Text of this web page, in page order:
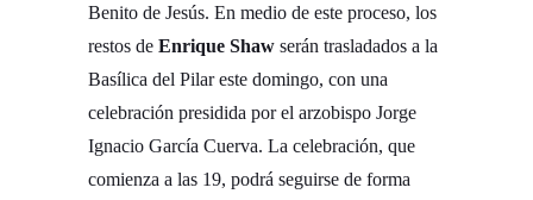
Benito de Jesús. En medio de este proceso, los
restos de Enrique Shaw serán trasladados a la
Basílica del Pilar este domingo, con una
celebración presidida por el arzobispo Jorge
Ignacio García Cuerva. La celebración, que
comienza a las 19, podrá seguirse de forma